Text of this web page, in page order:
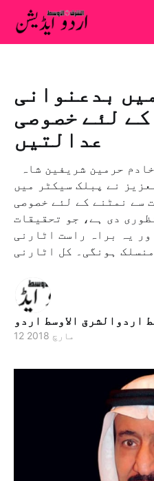
بدعنوانی
لئے خصوصی
عدالتیں
نے پبلک سیکٹر میں
سے نمٹنے کے لئے خصوصی
دی ہے، جو تحقیقات
یہ براہ راست اٹارنی
اردوالشرق الاوسط اردو
12 مارچ 2018